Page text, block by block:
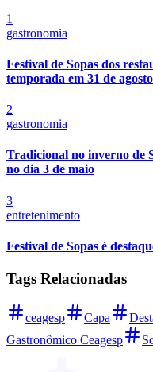
1
gastronomia
Festival de Sopas dos
temporada em 31 de agosto
2
gastronomia
Tradicional no inverno de
no dia 3 de maio
3
entretenimento
Festival de Sopas é
Tags Relacionadas
ceagesp Capa
Gastronômico Ceagesp